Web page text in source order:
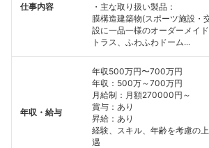
仕事内容
・主な取り扱い製品：
膜構造建築物(スポーツ施設・
設に一品一様のオーダーメイ
トラス、ふわふわドーム...
年収・給与
年収500万円〜700万円
年収：500万～700万円
月給制：月額270000円～
賞与：あり
昇給：あり
経験、スキル、年齢を考慮の
遇